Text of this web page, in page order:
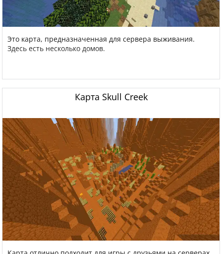
Это карта, предназначенная для сервера выживания.
Здесь есть несколько домов.
Карта Skull Creek